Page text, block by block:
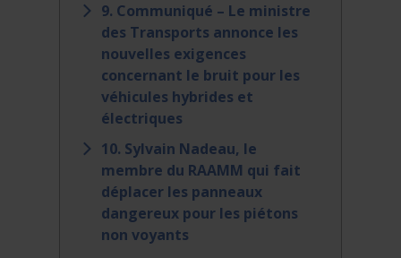
9. Communiqué – Le ministre
des Transports annonce les
nouvelles exigences
concernant le bruit pour les
véhicules hybrides et
électriques
10. Sylvain Nadeau, le
membre du RAAMM qui fait
déplacer les panneaux
dangereux pour les piétons
non voyants